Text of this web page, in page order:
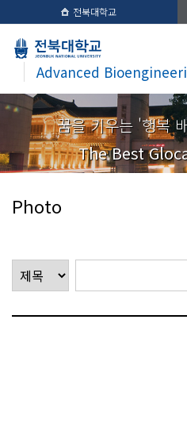
전북대학교
Advanced
꿈을 키우는 '행복
The Best
Photo